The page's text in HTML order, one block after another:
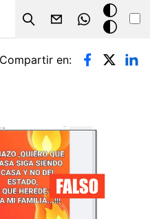
Search
Modo
oscuro
Compartir en: